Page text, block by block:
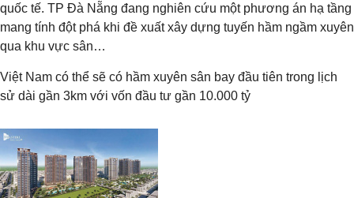
quốc tế. TP Đà Nẵng đang nghiên cứu một phương án hạ tầng
mang tính đột phá khi đề xuất xây dựng tuyến hầm ngầm xuyên
qua khu vực sân…
Việt Nam có thể sẽ có hầm xuyên sân bay đầu tiên trong lịch
sử dài gần 3km với vốn đầu tư gần 10.000 tỷ